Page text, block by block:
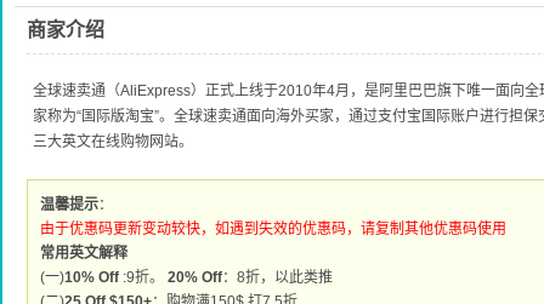
商家介绍
全球速卖通（AliExpress）正式上线于2010年4月，是阿里巴巴旗下唯一面向
家称为“国际版淘宝”。全球速卖通面向海外买家，通过支付宝国际账户进行担
三大英文在线购物网站。
温馨提示：
由于优惠码更新变动较快，如遇到失效的优惠码，请复制其他优惠码使用
常用英文解释
(一)10% Off :9折。 20% Off：8折，以此类推